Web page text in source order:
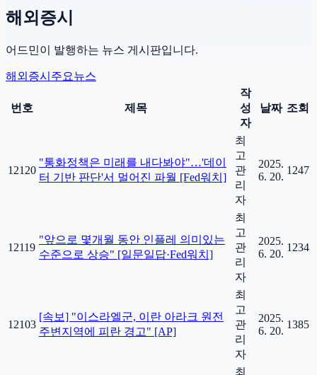
해외증시
어드민이 발행하는 뉴스 게시판입니다.
해외증시 주요뉴스
번호 제목
작
성
자
날짜 조회
12120
"통화정책은 미래를 내다봐야"…'데이
터 기반 판단'서 멀어진 파월 [Fed워치]
최
고
관
리
자
2025.
6. 20.
1247
12119
"앞으로 몇개월 동안 인플레 의미있는
수준으로 상승" [일문일답·Fed워치]
최
고
관
리
자
2025.
6. 20.
1234
12103
[속보] "이스라엘군, 이란 아라크 원전
주변지역에 피란 경고" [AP]
최
고
관
리
자
2025.
6. 20.
1385
최